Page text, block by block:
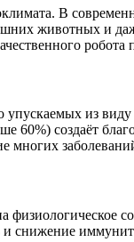
В
животных и
из виду
60%) создаёт
многих
снижение